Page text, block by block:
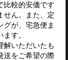
比較的安価です
せん。また、定
グが、宅急便ま
ます。
解いただいたも
送をご希望の際